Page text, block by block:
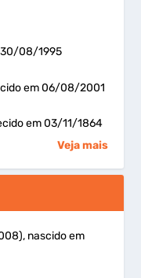
30/08/1995
em 06/08/2001
em 03/11/1864
Veja mais
nascido em